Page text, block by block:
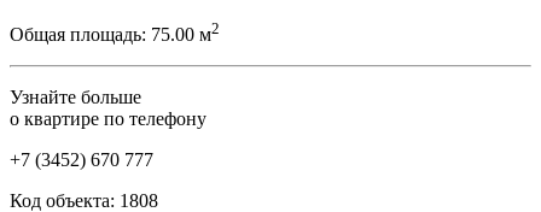
Общая площадь: 75.00 м2
Узнайте больше
о квартире по телефону
+7 (3452) 670 777
Код объекта: 1808